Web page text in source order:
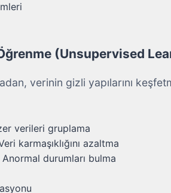
(Unsupervised
verinin gizli yapılarını
verileri gruplama
karmaşıklığını azaltma
Anormal durumları bulma